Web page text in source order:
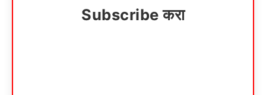
Subscribe करा